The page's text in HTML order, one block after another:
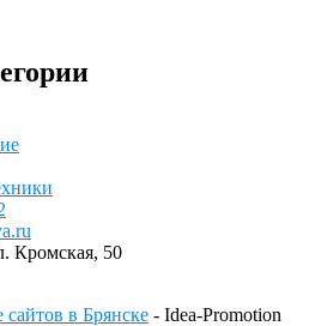
Кромская, 50
в Брянске - Idea-Promotion